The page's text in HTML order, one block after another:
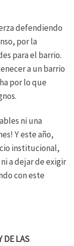
defendiendo
por la
para el barrio.
a un barrio
por lo que
ni una
Y este año,
institucional,
a dejar de exigir
con este
DE LAS